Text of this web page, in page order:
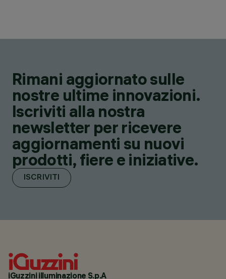
Rimani aggiornato sulle
nostre ultime innovazioni.
Iscriviti alla nostra
newsletter per ricevere
aggiornamenti su nuovi
prodotti, fiere e iniziative.
ISCRIVITI
iGuzzini illuminazione S.p.A